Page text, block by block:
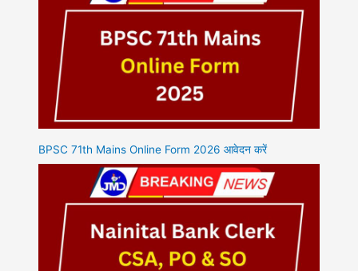
BPSC 71th Mains Online Form 2026 आवेदन करें